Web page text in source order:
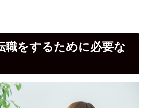
職をするために必要な